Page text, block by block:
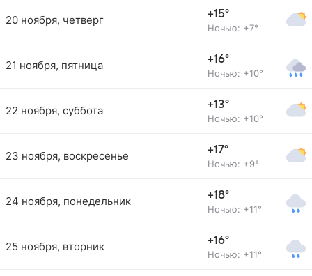
20 ноября, четверг +15°
Ночью: +7°
21 ноября, пятница +16°
Ночью: +10°
22 ноября, суббота +13°
Ночью: +10°
23 ноября, воскресенье +17°
Ночью: +9°
24 ноября, понедельник +18°
Ночью: +11°
25 ноября, вторник +16°
Ночью: +11°